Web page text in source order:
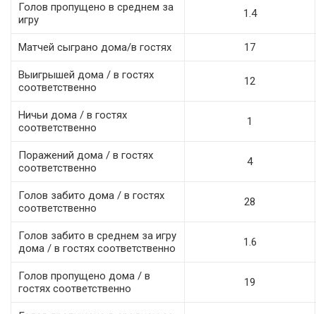
Голов пропущено в среднем за
игру
1.4
Матчей сыграно дома/в гостях 17
Выигрышей дома / в гостях
соответственно
12
Ничьи дома / в гостях
соответственно
1
Поражений дома / в гостях
соответственно
4
Голов забито дома / в гостях
соответственно
28
Голов забито в среднем за игру
дома / в гостях соответственно
1.6
Голов пропущено дома / в
гостях соответственно
19